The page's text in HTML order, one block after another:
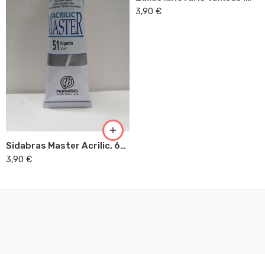
Sidabras Master Acrilic, 60ml (51)
3,90 €
3,90 €